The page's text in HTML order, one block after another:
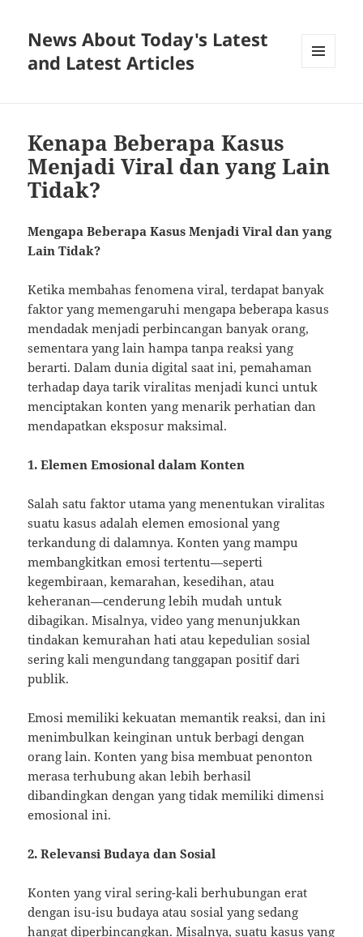
News About Today's Latest
and Latest Articles
Kenapa Beberapa Kasus
Menjadi Viral dan yang Lain
Tidak?
Mengapa Beberapa Kasus Menjadi Viral dan yang
Lain Tidak?
Ketika membahas fenomena viral, terdapat banyak
faktor yang memengaruhi mengapa beberapa kasus
mendadak menjadi perbincangan banyak orang,
sementara yang lain hampa tanpa reaksi yang
berarti. Dalam dunia digital saat ini, pemahaman
terhadap daya tarik viralitas menjadi kunci untuk
menciptakan konten yang menarik perhatian dan
mendapatkan eksposur maksimal.
1. Elemen Emosional dalam Konten
Salah satu faktor utama yang menentukan viralitas
suatu kasus adalah elemen emosional yang
terkandung di dalamnya. Konten yang mampu
membangkitkan emosi tertentu—seperti
kegembiraan, kemarahan, kesedihan, atau
keheranan—cenderung lebih mudah untuk
dibagikan. Misalnya, video yang menunjukkan
tindakan kemurahan hati atau kepedulian sosial
sering kali mengundang tanggapan positif dari
publik.
Emosi memiliki kekuatan memantik reaksi, dan ini
menimbulkan keinginan untuk berbagi dengan
orang lain. Konten yang bisa membuat penonton
merasa terhubung akan lebih berhasil
dibandingkan dengan yang tidak memiliki dimensi
emosional ini.
2. Relevansi Budaya dan Sosial
Konten yang viral sering-kali berhubungan erat
dengan isu-isu budaya atau sosial yang sedang
hangat diperbincangkan. Misalnya, suatu kasus yang